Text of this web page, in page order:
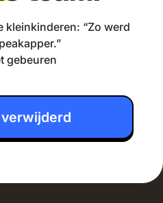
kleinkinderen: “Zo werd
gebeuren